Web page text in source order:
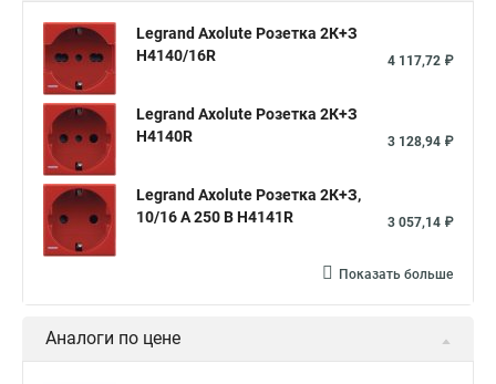
Legrand Axolute Розетка 2К+З
H4140/16R
4 117,72 ₽
Legrand Axolute Розетка 2К+З
H4140R
3 128,94 ₽
Legrand Axolute Розетка 2К+З,
10/16 А 250 В H4141R
3 057,14 ₽
Показать больше
Аналоги по цене